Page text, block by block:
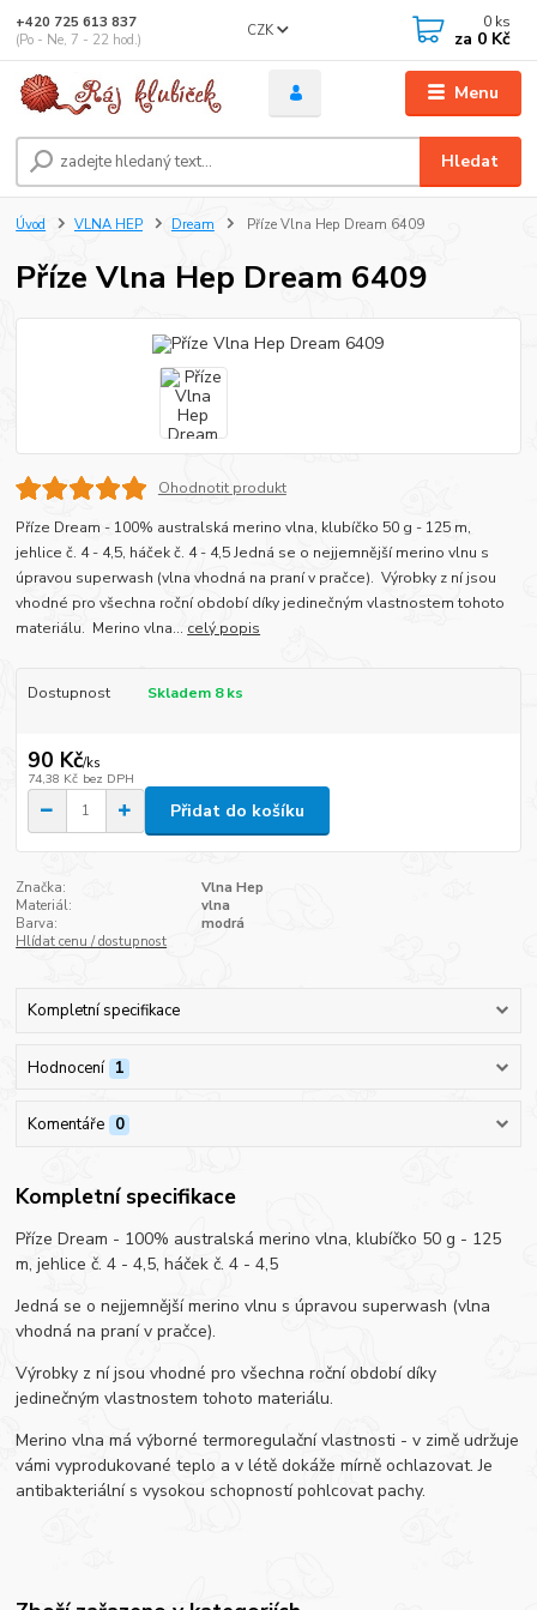
Menu
CZK
Hledat
+420 725 613 837
(Po - Ne, 7 - 22 hod.)
0 ks
za 0 Kč
Úvod VLNA HEP Dream Příze Vlna Hep Dream 6409
Příze Vlna Hep Dream 6409
Ohodnotit produkt
Příze Dream - 100% australská merino vlna, klubíčko 50 g - 125 m,
jehlice č. 4 - 4,5, háček č. 4 - 4,5 Jedná se o nejjemnější merino vlnu s
úpravou superwash (vlna vhodná na praní v pračce). Výrobky z ní jsou
vhodné pro všechna roční období díky jedinečným vlastnostem tohoto
materiálu. Merino vlna... celý popis
Dostupnost Skladem 8 ks
90 Kč/ks
74,38 Kč bez DPH
Přidat do košíku
Značka:
Vlna Hep
Materiál:
vlna
Barva:
modrá
Hlídat cenu / dostupnost
Kompletní specifikace
Hodnocení 1
Komentáře 0
Kompletní specifikace
Příze Dream - 100% australská merino vlna, klubíčko 50 g - 125
m, jehlice č. 4 - 4,5, háček č. 4 - 4,5
Jedná se o nejjemnější merino vlnu s úpravou superwash (vlna
vhodná na praní v pračce).
Výrobky z ní jsou vhodné pro všechna roční období díky
jedinečným vlastnostem tohoto materiálu.
Merino vlna má výborné termoregulační vlastnosti - v zimě udržuje
vámi vyprodukované teplo a v létě dokáže mírně ochlazovat. Je
antibakteriální s vysokou schopností pohlcovat pachy.